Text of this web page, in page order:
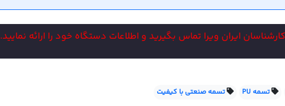
ایران ویرا تماس بگیرید و اطلاعات دستگاه خود را ارائه نمایید.
تسمه PU تسمه صنعتی با کیفیت